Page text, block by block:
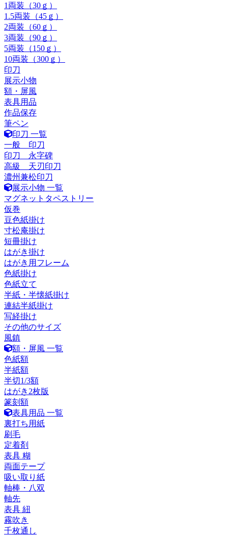
1両装（30ｇ）
1.5両装（45ｇ）
2両装（60ｇ）
3両装（90ｇ）
5両装（150ｇ）
10両装（300ｇ）
印刀
展示小物
額・屏風
表具用品
作品保存
筆ペン
印刀 一覧
一般 印刀
印刀 永字碑
高級 天刃印刀
濃州兼松印刀
展示小物 一覧
マグネットタペストリー
仮巻
豆色紙掛け
寸松庵掛け
短冊掛け
はがき掛け
はがき用フレーム
色紙掛け
色紙立て
半紙・半懐紙掛け
連結半紙掛け
写経掛け
その他のサイズ
風鎮
額・屏風 一覧
色紙額
半紙額
半切1/3額
はがき2枚版
篆刻額
表具用品 一覧
裏打ち用紙
刷毛
定着剤
表具 糊
両面テープ
吸い取り紙
軸棒・八双
軸先
表具 紐
霧吹き
千枚通し